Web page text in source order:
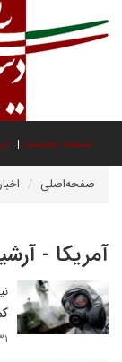
صفحه نخست
صفحه‌اصلی اخبار
آمریکا -
۳۱